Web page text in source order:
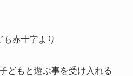
赤十字より
どもと遊ぶ事を受け入れる